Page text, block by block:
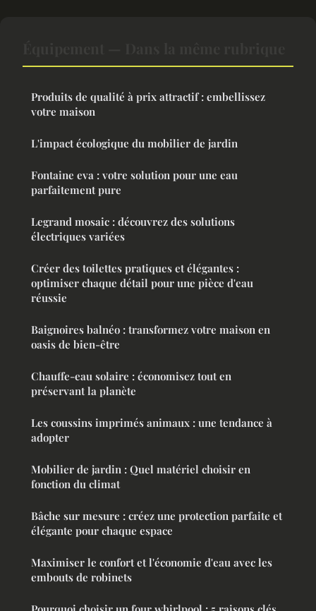
Produits de qualité à prix attractif : embellissez
votre maison
L'impact écologique du mobilier de jardin
Fontaine eva : votre solution pour une eau
parfaitement pure
Legrand mosaic : découvrez des solutions
électriques variées
Créer des toilettes pratiques et élégantes :
optimiser chaque détail pour une pièce d'eau
réussie
Baignoires balnéo : transformez votre maison en
oasis de bien-être
Chauffe-eau solaire : économisez tout en
préservant la planète
Les coussins imprimés animaux : une tendance à
adopter
Mobilier de jardin : Quel matériel choisir en
fonction du climat
Bâche sur mesure : créez une protection parfaite et
élégante pour chaque espace
Maximiser le confort et l'économie d'eau avec les
embouts de robinets